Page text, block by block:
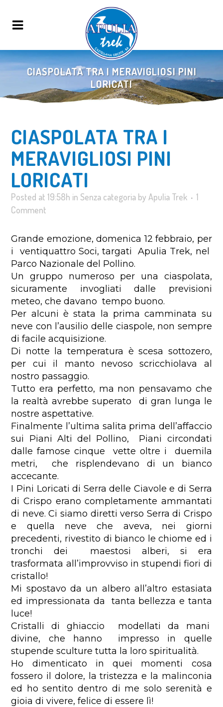
CIASPOLATA TRA I MERAVIGLIOSI PINI
LORICATI
CIASPOLATA TRA I
MERAVIGLIOSI PINI
LORICATI
Posted at 19:58h in Senza categoria byApulia Trek
1
Comment
Grande emozione, domenica 12 febbraio, per
i ventiquattro Soci, targati Apulia Trek, nel
Parco Nazionale del Pollino.
Un gruppo numeroso per una ciaspolata,
sicuramente invogliati dalle previsioni
meteo, che davano tempo buono.
Per alcuni è stata la prima camminata su
neve con l’ausilio delle ciaspole, non sempre
di facile acquisizione.
Di notte la temperatura è scesa sottozero,
per cui il manto nevoso scricchiolava al
nostro passaggio.
Tutto era perfetto, ma non pensavamo che
la realtà avrebbe superato di gran lunga le
nostre aspettative.
Finalmente l’ultima salita prima dell’affaccio
sui Piani Alti del Pollino, Piani circondati
dalle famose cinque vette oltre i duemila
metri, che risplendevano di un bianco
accecante.
I Pini Loricati di Serra delle Ciavole e di Serra
di Crispo erano completamente ammantati
di neve. Ci siamo diretti verso Serra di Crispo
e quella neve che aveva, nei giorni
precedenti, rivestito di bianco le chiome ed i
tronchi dei maestosi alberi, si era
trasformata all’improvviso in stupendi fiori di
cristallo!
Mi spostavo da un albero all’altro estasiata
ed impressionata da tanta bellezza e tanta
luce!
Cristalli di ghiaccio modellati da mani
divine, che hanno impresso in quelle
stupende sculture tutta la loro spiritualità.
Ho dimenticato in quei momenti cosa
fossero il dolore, la tristezza e la malinconia
ed ho sentito dentro di me solo serenità e
gioia di vivere, felice di essere lì!